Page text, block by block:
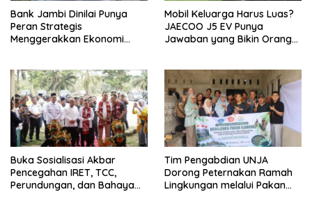
Bank Jambi Dinilai Punya
Peran Strategis
Menggerakkan Ekonomi
Mobil Keluarga Harus Luas?
JAECOO J5 EV Punya
Jawaban yang Bikin Orang
Buka Sosialisasi Akbar
Pencegahan IRET, TCC,
Perundungan, dan Bahaya
Tim Pengabdian UNJA
Dorong Peternakan Ramah
Lingkungan melalui Pakan